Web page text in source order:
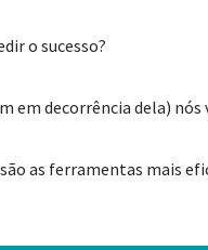
o sucesso?
em decorrência dela)
as ferramentas mais